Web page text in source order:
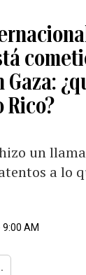
Rico?
un
a lo
AM